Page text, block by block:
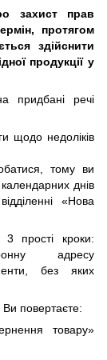
захист прав
протягом
здійснити
продукції у
придбані речі
щодо недоліків
тому ви
днів
«Нова
прості кроки:
адресу
без яких
повертаєте:
товару»